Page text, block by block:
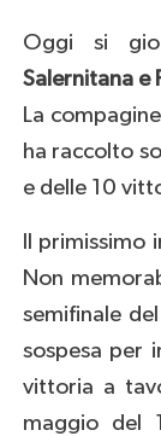
Oggi si
Salernitana e
La
ha raccolto
e delle 10
Il
Non
semifinale
sospesa per
vittoria a
maggio del